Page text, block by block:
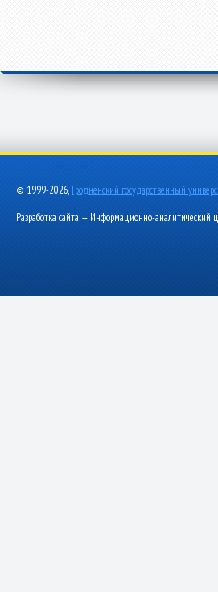
© 1999-2026, Гродненский государственный
Разработка сайта — Информационно-аналитический